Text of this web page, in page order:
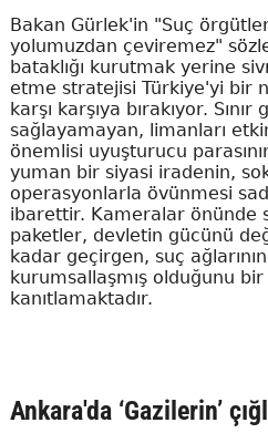
Bakan Gürlek'in "Suç
yolumuzdan çeviremez"
bataklığı kurutmak yerine
etme stratejisi Türkiye'yi bir
karşı karşıya bırakıyor. Sınır
sağlayamayan, limanları
önemlisi uyuşturucu
yuman bir siyasi iradenin,
operasyonlarla övünmesi
ibarettir. Kameralar önünde
paketler, devletin gücünü
kadar geçirgen, suç
kurumsallaşmış olduğunu bir
kanıtlamaktadır.
Ankara'da ‘Gazilerin’